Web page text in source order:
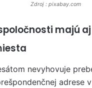
Zdroj : pixabay.com
majú
nevyhovuje
adrese